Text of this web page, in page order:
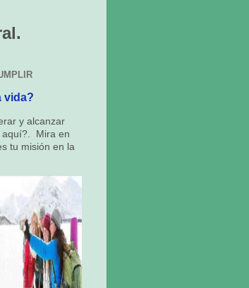
vida?
y alcanzar
aquí?. Mira en
tu misión en la